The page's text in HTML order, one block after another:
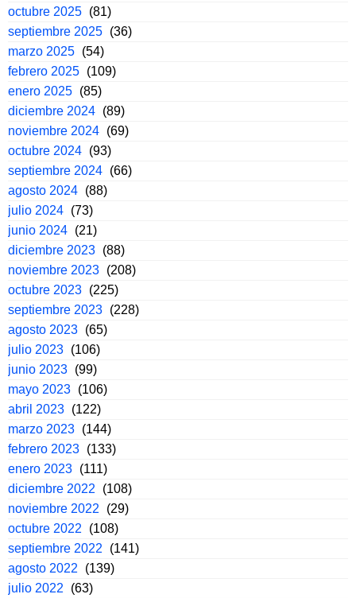
octubre 2025 (81)
septiembre 2025 (36)
marzo 2025 (54)
febrero 2025 (109)
enero 2025 (85)
diciembre 2024 (89)
noviembre 2024 (69)
octubre 2024 (93)
septiembre 2024 (66)
agosto 2024 (88)
julio 2024 (73)
junio 2024 (21)
diciembre 2023 (88)
noviembre 2023 (208)
octubre 2023 (225)
septiembre 2023 (228)
agosto 2023 (65)
julio 2023 (106)
junio 2023 (99)
mayo 2023 (106)
abril 2023 (122)
marzo 2023 (144)
febrero 2023 (133)
enero 2023 (111)
diciembre 2022
(108)
noviembre 2022
(29)
octubre 2022
(108)
septiembre 2022
(141)
agosto 2022
(139)
julio 2022
(63)